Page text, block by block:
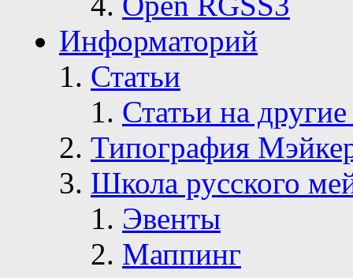
Информаторий
Статьи
Статьи на
Типография
Школа русского
Эвенты
Маппинг